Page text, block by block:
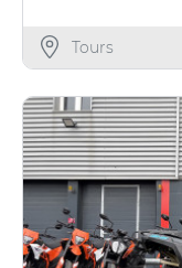
Tours